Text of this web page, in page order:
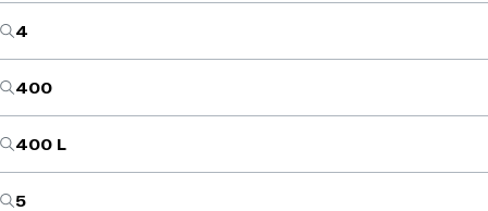
4
400
400 L
5